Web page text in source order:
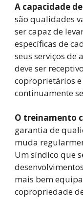
A capacidade
são qualidades
ser capaz de
específicas de
seus serviços de
deve ser
coproprietários
continuamente
O treinamento
garantia de
muda
Um síndico que
mais bem
copropriedade